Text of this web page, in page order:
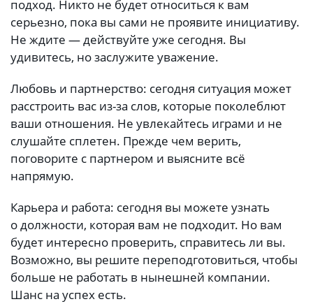
подход. Никто не будет относиться к вам
серьезно, пока вы сами не проявите инициативу.
Не ждите — действуйте уже сегодня. Вы
удивитесь, но заслужите уважение.
Любовь и партнерство: сегодня ситуация может
расстроить вас из-за слов, которые поколеблют
ваши отношения. Не увлекайтесь играми и не
слушайте сплетен. Прежде чем верить,
поговорите с партнером и выясните всё
напрямую.
Карьера и работа: сегодня вы можете узнать
о должности, которая вам не подходит. Но вам
будет интересно проверить, справитесь ли вы.
Возможно, вы решите переподготовиться, чтобы
больше не работать в нынешней компании.
Шанс на успех есть.